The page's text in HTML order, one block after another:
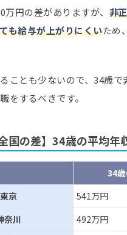
万円の差がありますが、 非
も給与が上がりにくいため
ことも少ないので、34歳で
をするべきです。
国の差】34歳の平均年
34
東京
541万円
奈川
492万円